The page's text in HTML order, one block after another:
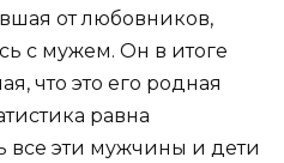
от любовников,
с мужем. Он в итоге
что это его родная
равна
все эти мужчины и дети